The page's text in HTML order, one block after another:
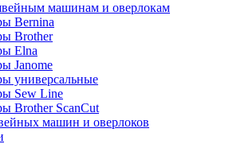
машинам и оверлокам
Bernina
Brother
Elna
Janome
универсальные
Sew Line
Brother ScanCut
машин и оверлоков